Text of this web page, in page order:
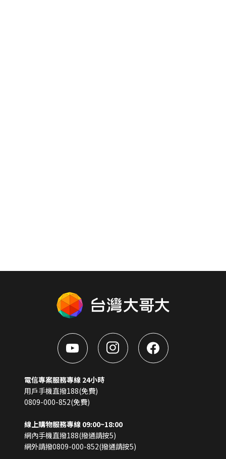
電信專案服務專線 24小時
用戶手機直撥188(免費)
0809-000-852(免費)
線上購物服務專線 09:00~18:00
網內手機直撥188(撥通請按5)
網外請撥0809-000-852(撥通請按5)